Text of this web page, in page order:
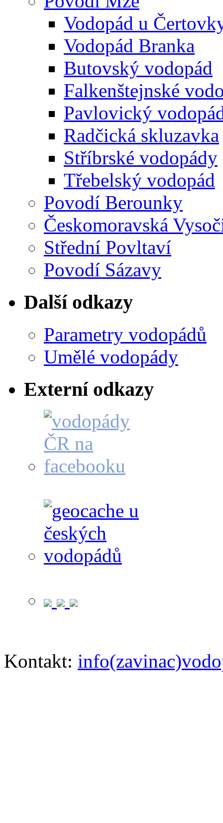
Vodopád u
Vodopád Branka
Butovský vodopád
Falkenštejnské
Pavlovický
Radčická skluzavka
Stříbrské vodopády
Třebelský vodopád
Povodí Berounky
Českomoravská
Střední Povltaví
Povodí Sázavy
Další odkazy
Parametry vodopádů
Umělé vodopády
Externí odkazy
Kontakt: